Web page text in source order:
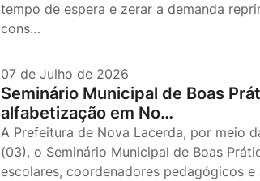
tempo de espera e zerar a demanda
cons…
07 de Julho de 2026
Seminário Municipal de Boas
alfabetização em No…
A Prefeitura de Nova Lacerda, por meio
(03), o Seminário Municipal de Boas
escolares, coordenadores pedagógicos